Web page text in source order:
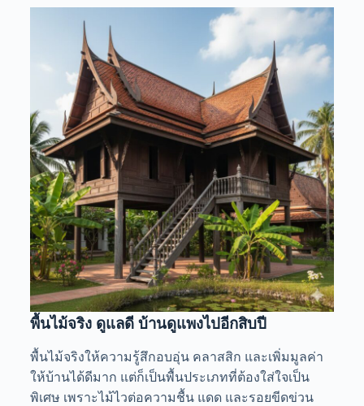
พื้นไม้จริง ดูแลดี บ้านดูแพงไปอีกสิบปี
พื้นไม้จริงให้ความรู้สึกอบอุ่น คลาสสิก และเพิ่มมูลค่า
ให้บ้านได้ดีมาก แต่ก็เป็นพื้นประเภทที่ต้องใส่ใจเป็น
พิเศษ เพราะไม้ไวต่อความชื้น แดด และรอยขีดข่วน